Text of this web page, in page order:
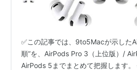
✅この記事では、9to5Macが示した
順”を、AirPods Pro 3（上位版）/
AirPods 5までまとめて把握します